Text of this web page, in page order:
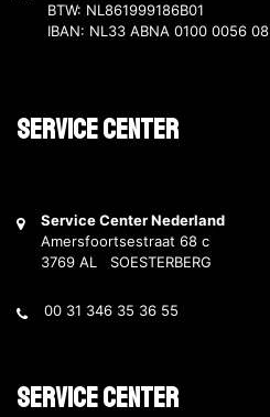
BTW: NL861999186B01
IBAN: NL33 ABNA 0100 0056 08
Service Center
Service Center Nederland
Amersfoortsestraat 68 c
3769 AL SOESTERBERG
00 31 346 35 36 55
Service Center